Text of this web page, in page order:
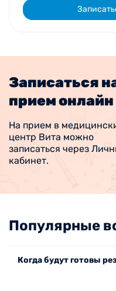
Записаться
прием онлайн
На прием в
центр Вита можно
записаться через
кабинет.
Популярные
Когда будут готовы